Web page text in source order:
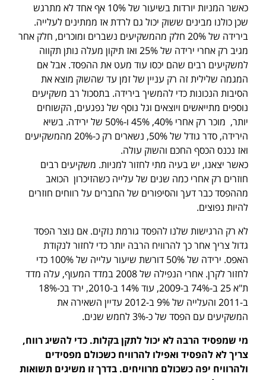
כאשר המניות יורדות בשיעור של 10% אף אחד לא מתרגש
שכן כולנו מבינים ששוק יכול גם לרדת אז ממתינים לעלייה.
בירידה של 20% חלק מהמשקיעים נשברים ומוכרים, חלק אחר
מגיב רק אחרי ירידה של 25% ואז תיקון מעלה נותן תקווה
למשקיעים רבים שהם יכסו עוד מעט את ההפסד. אבל אם
המגמה שלילית זה רק עניין של זמן עד שהשוק מוצא את
הסיבות הנכונות כדי להמשיך בירידה. בתסכול רב משקיעים
נוספים מתייאשים ויוצאים וגל נוסף של נפגעים, הקשוחים
יותר, מוכר רק אחרי 40%, 45% ו-50% של ירידה. בשיא
הירידה, סדר גודל של 50%, נשארים רק כ-20% מהמשקיעים
ואז נכנס הכסף החכם והשוק עולה.
כאשר יצאנו, יש בעיה מתי לחזור למניות. משקיעים רבים
חוזרים רק אחרי כמה שנים של עלייה כשהזיכרון הכואב
מההפסד כבר דעך והסיפורים של החברים על רווחים חוזרים
להיות נפוצים.
לא רק הרגישות שלנו להפסד גורמת נזקים. אם נוצר הפסד
גדול צריך אחר כך להרוויח הרבה יותר כדי לחזור לנקודת
האפס. ירידה של 50% דורשת שיעור עלייה של 100% כדי
לחזור לקרן. אחרי הנפילה של 2008 במדד המעוף, עלה מדד
ת"א 25 ב-74% ב-2009, עוד 14% ב-2010, ירד בכ-18%
ב-2011 והעלייה של 9% ב-2012 עדיין השאירה את
המשקיעים עם הפסד של כ-3% לחמש שנים.
מי שמפסיד הרבה לא יכול לתקן בקלות. כדי להשיג רווח,
צריך לא להפסיד ואפילו להרוויח כשכולם מפסידים
ולהרוויח יפה כשכולם מרוויחים. בדרך זו משיגים תשואות